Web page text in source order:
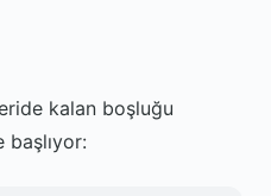
kalan boşluğu